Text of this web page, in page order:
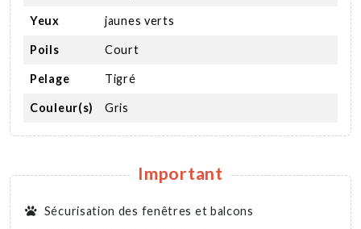
Yeux jaunes verts
Poils Court
Pelage Tigré
Couleur(s) Gris
Important
Sécurisation des fenêtres et balcons